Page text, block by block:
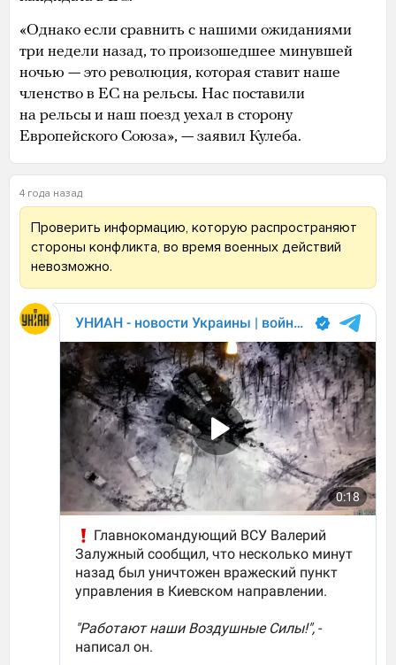
«Однако если сравнить с нашими ожиданиями
три недели назад, то произошедшее минувшей
ночью — это революция, которая ставит наше
членство в ЕС на рельсы. Нас поставили
на рельсы и наш поезд уехал в сторону
Европейского Союза», — заявил Кулеба.
4 года назад
Проверить информацию, которую распространяют
стороны конфликта, во время военных действий
невозможно.